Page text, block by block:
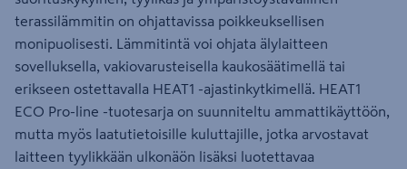
terassilämmitin on ohjattavissa poikkeuksellisen
monipuolisesti. Lämmitintä voi ohjata älylaitteen
sovelluksella, vakiovarusteisella kaukosäätimellä tai
erikseen ostettavalla HEAT1 -ajastinkytkimellä. HEAT1
ECO Pro-line -tuotesarja on suunniteltu ammattikäyttöön,
mutta myös laatutietoisille kuluttajille, jotka arvostavat
laitteen tyylikkään ulkonäön lisäksi luotettavaa